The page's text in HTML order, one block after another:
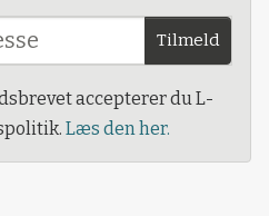
Tilmeld
accepterer du L-
Læs den her.